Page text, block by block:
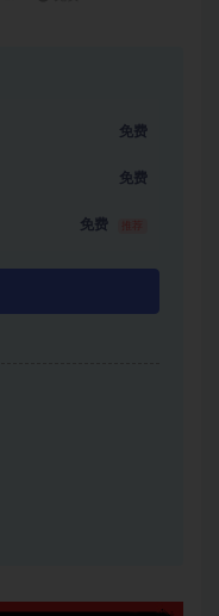
免费
免费
免费